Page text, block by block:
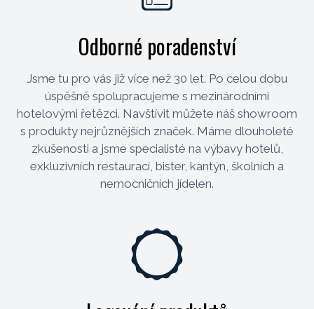
Odborné poradenství
Jsme tu pro vás již více než 30 let. Po celou dobu
úspěšně spolupracujeme s mezinárodními
hotelovými řetězci. Navštívit můžete náš showroom
s produkty nejrůznějších značek. Máme dlouholeté
zkušenosti a jsme specialisté na výbavy hotelů,
exkluzivních restaurací, bister, kantýn, školních a
nemocničních jídelen.